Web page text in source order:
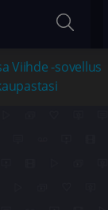
Viihde -sovellus